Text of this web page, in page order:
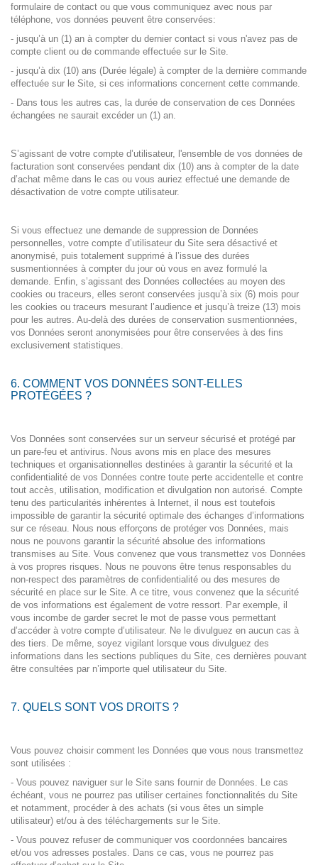
formulaire de contact ou que vous communiquez avec nous par
téléphone, vos données peuvent être conservées:
- jusqu’à un (1) an à compter du dernier contact si vous n'avez pas de
compte client ou de commande effectuée sur le Site.
- jusqu’à dix (10) ans (Durée légale) à compter de la dernière commande
effectuée sur le Site, si ces informations concernent cette commande.
- Dans tous les autres cas, la durée de conservation de ces Données
échangées ne saurait excéder un (1) an.
S’agissant de votre compte d’utilisateur, l'ensemble de vos données de
facturation sont conservées pendant dix (10) ans à compter de la date
d’achat même dans le cas ou vous auriez effectué une demande de
désactivation de votre compte utilisateur.
Si vous effectuez une demande de suppression de Données
personnelles, votre compte d’utilisateur du Site sera désactivé et
anonymisé, puis totalement supprimé à l’issue des durées
susmentionnées à compter du jour où vous en avez formulé la
demande. Enfin, s’agissant des Données collectées au moyen des
cookies ou traceurs, elles seront conservées jusqu’à six (6) mois pour
les cookies ou traceurs mesurant l’audience et jusqu’à treize (13) mois
pour les autres. Au-delà des durées de conservation susmentionnées,
vos Données seront anonymisées pour être conservées à des fins
exclusivement statistiques.
6. COMMENT VOS DONNÉES SONT-ELLES
PROTÉGÉES ?
Vos Données sont conservées sur un serveur sécurisé et protégé par
un pare-feu et antivirus. Nous avons mis en place des mesures
techniques et organisationnelles destinées à garantir la sécurité et la
confidentialité de vos Données contre toute perte accidentelle et contre
tout accès, utilisation, modification et divulgation non autorisé. Compte
tenu des particularités inhérentes à Internet, il nous est toutefois
impossible de garantir la sécurité optimale des échanges d’informations
sur ce réseau. Nous nous efforçons de protéger vos Données, mais
nous ne pouvons garantir la sécurité absolue des informations
transmises au Site. Vous convenez que vous transmettez vos Données
à vos propres risques. Nous ne pouvons être tenus responsables du
non-respect des paramètres de confidentialité ou des mesures de
sécurité en place sur le Site. A ce titre, vous convenez que la sécurité
de vos informations est également de votre ressort. Par exemple, il
vous incombe de garder secret le mot de passe vous permettant
d’accéder à votre compte d’utilisateur. Ne le divulguez en aucun cas à
des tiers. De même, soyez vigilant lorsque vous divulguez des
informations dans les sections publiques du Site, ces dernières pouvant
être consultées par n’importe quel utilisateur du Site.
7. QUELS SONT VOS DROITS ?
Vous pouvez choisir comment les Données que vous nous transmettez
sont utilisées :
- Vous pouvez naviguer sur le Site sans fournir de Données. Le cas
échéant, vous ne pourrez pas utiliser certaines fonctionnalités du Site
et notamment, procéder à des achats (si vous êtes un simple
utilisateur) et/ou à des téléchargements sur le Site.
- Vous pouvez refuser de communiquer vos coordonnées bancaires
et/ou vos adresses postales. Dans ce cas, vous ne pourrez pas